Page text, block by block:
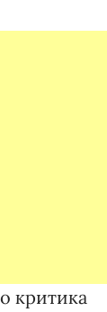
критика